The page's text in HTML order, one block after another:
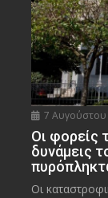
7 Αυγούστου
Οι φορείς
δυνάμεις
Οι